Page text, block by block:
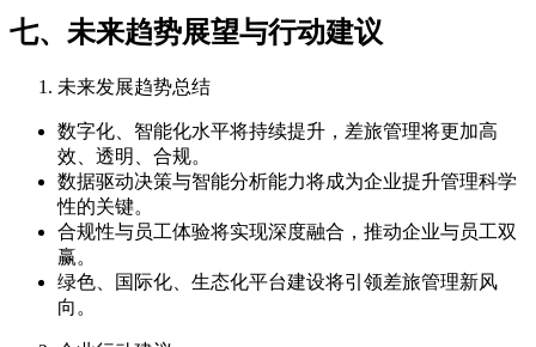
七、未来趋势展望与行动建议
未来发展趋势总结
数字化、智能化水平将持续提升，差旅管理将更加高
效、透明、合规。
数据驱动决策与智能分析能力将成为企业提升管理科学
性的关键。
合规性与员工体验将实现深度融合，推动企业与员工双
赢。
绿色、国际化、生态化平台建设将引领差旅管理新风
向。